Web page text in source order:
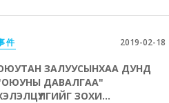
件 2019-02-18
ЗАЛУУСЫНХАА ДУНД
ДАВАЛГАА"
ЗОХИ...